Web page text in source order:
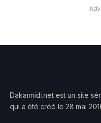
Dakarmidi.net est un site
qui a été créé le 28 mai